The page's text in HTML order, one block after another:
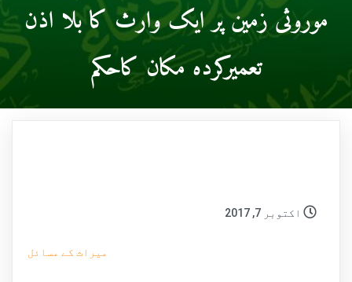
موروثی زمین پر ایک وارث کا بلا اذن
تعمیرکردہ مکان کاحکم
اکتوبر 7, 2017
میراث کے مسائل